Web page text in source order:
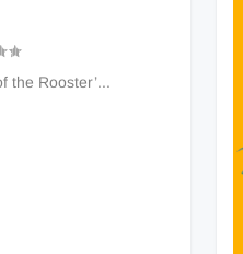
the Rooster’...